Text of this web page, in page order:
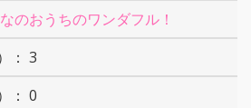
のおうちのワンダフル！
3
0